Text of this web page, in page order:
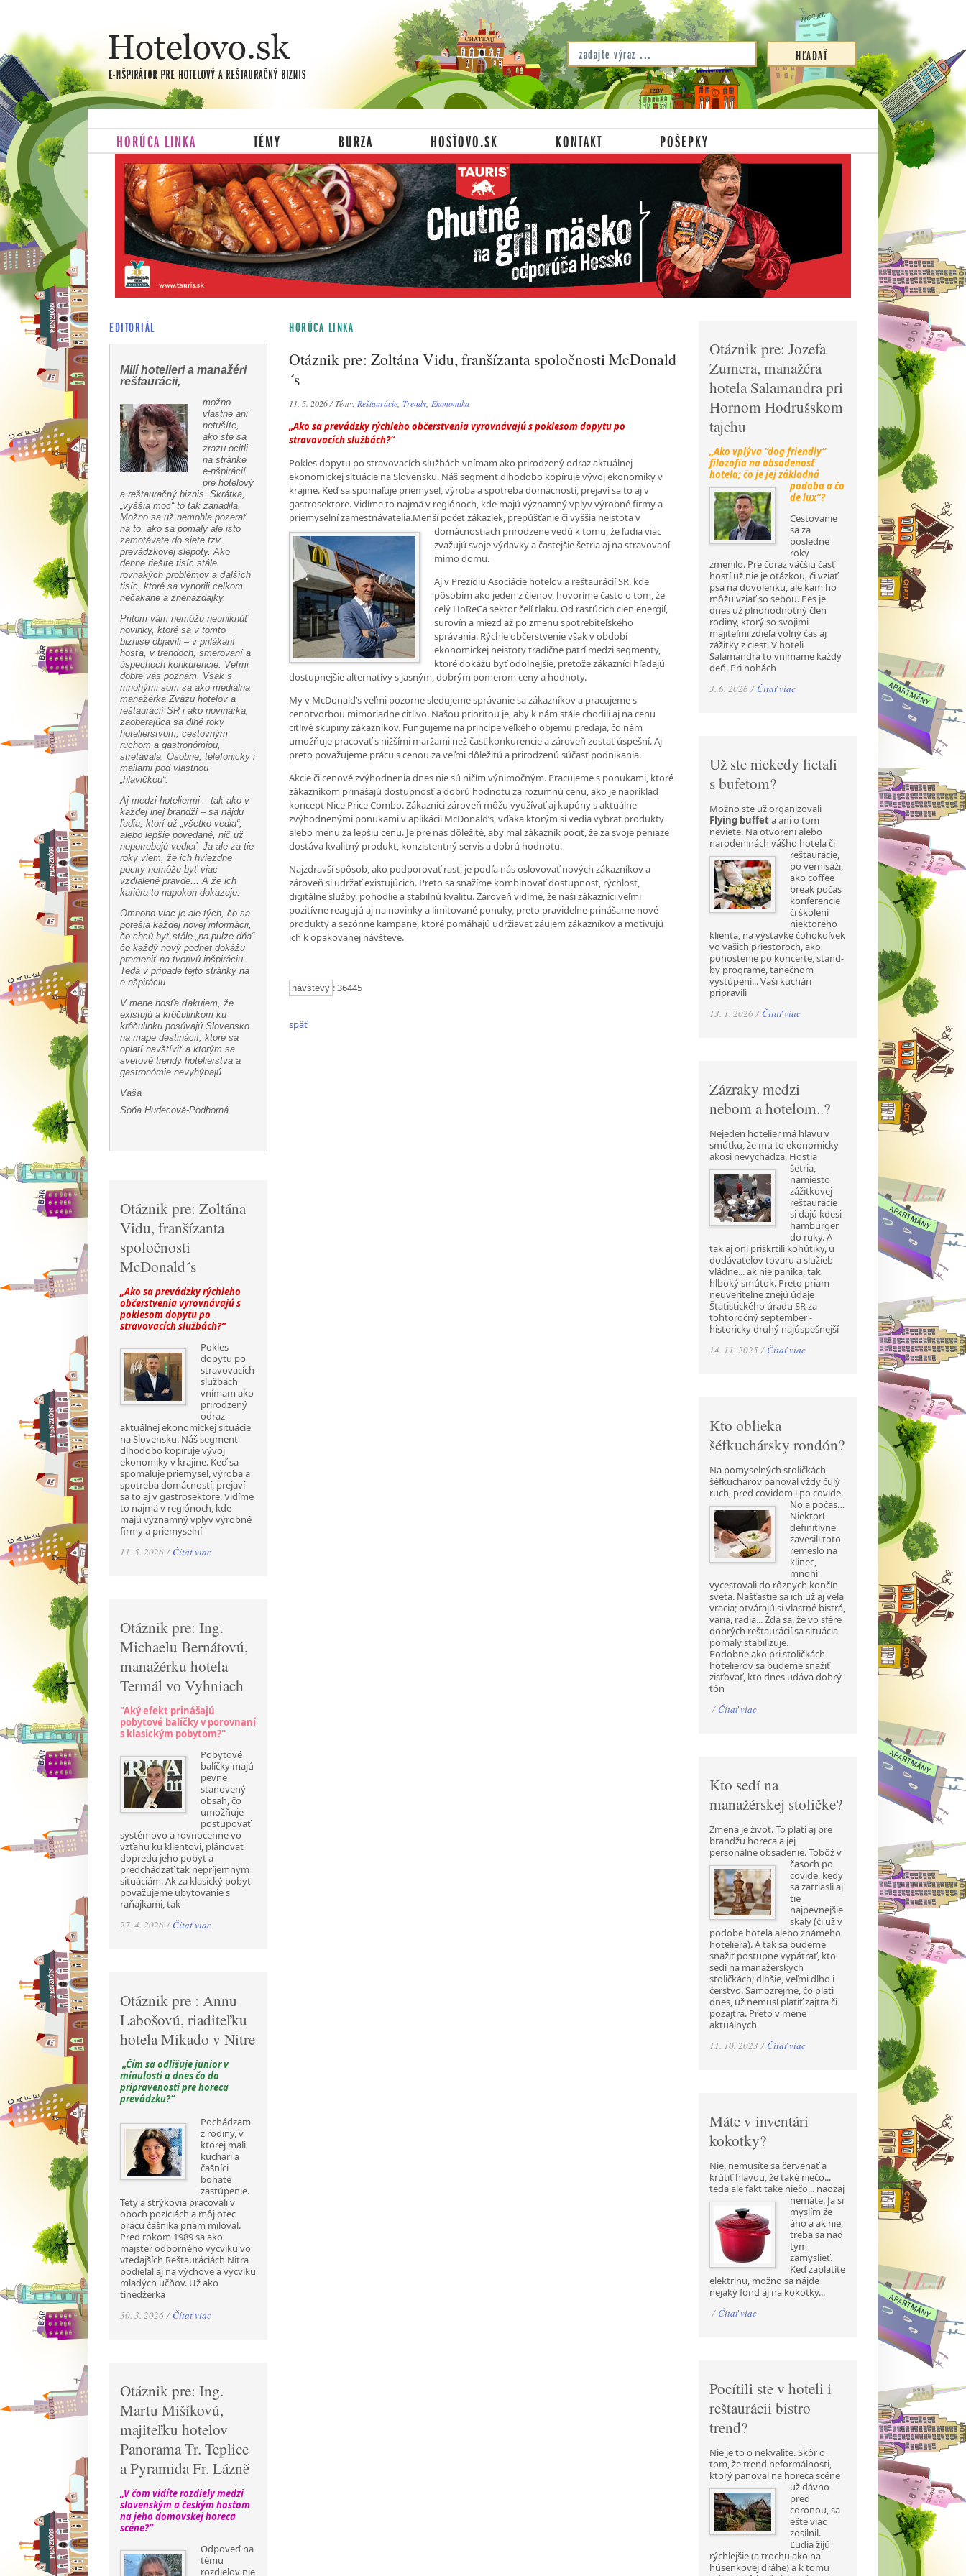
HORÚCA LINKA TÉMY BURZA HOSŤOVO.SK KONTAKT POŠEPKY
HORÚCA LINKA
Otáznik pre: Zoltána Vidu, franšízanta spoločnosti McDonald
´s
11. 5. 2026 / Témy:Reštaurácie,Trendy,Ekonomika
„Ako sa prevádzky rýchleho občerstvenia vyrovnávajú s poklesom dopytu po
stravovacích službách?“
Pokles dopytu po stravovacích službách vnímam ako prirodzený odraz aktuálnej
ekonomickej situácie na Slovensku. Náš segment dlhodobo kopíruje vývoj ekonomiky v
krajine. Keď sa spomaľuje priemysel, výroba a spotreba domácností, prejaví sa to aj v
gastrosektore. Vidíme to najmä v regiónoch, kde majú významný vplyv výrobné firmy a
priemyselní zamestnávatelia.Menší počet zákaziek, prepúšťanie či vyššia neistota v
domácnostiach prirodzene vedú k tomu, že ľudia viac
zvažujú svoje výdavky a častejšie šetria aj na stravovaní
mimo domu.
Aj v Prezídiu Asociácie hotelov a reštaurácií SR, kde
pôsobím ako jeden z členov, hovoríme často o tom, že
celý HoReCa sektor čelí tlaku. Od rastúcich cien energií,
surovín a miezd až po zmenu spotrebiteľského
správania. Rýchle občerstvenie však v období
ekonomickej neistoty tradične patrí medzi segmenty,
ktoré dokážu byť odolnejšie, pretože zákazníci hľadajú
dostupnejšie alternatívy s jasným, dobrým pomerom ceny a hodnoty.
My v McDonald’s veľmi pozorne sledujeme správanie sa zákazníkov a pracujeme s
cenotvorbou mimoriadne citlivo. Našou prioritou je, aby k nám stále chodili aj na cenu
citlivé skupiny zákazníkov. Fungujeme na princípe veľkého objemu predaja, čo nám
umožňuje pracovať s nižšími maržami než časť konkurencie a zároveň zostať úspešní. Aj
preto považujeme prácu s cenou za veľmi dôležitú a prirodzenú súčasť podnikania.
Akcie či cenové zvýhodnenia dnes nie sú ničím výnimočným. Pracujeme s ponukami, ktoré
zákazníkom prinášajú dostupnosť a dobrú hodnotu za rozumnú cenu, ako je napríklad
koncept Nice Price Combo. Zákazníci zároveň môžu využívať aj kupóny s aktuálne
zvýhodnenými ponukami v aplikácii McDonald’s, vďaka ktorým si vedia vybrať produkty
alebo menu za lepšiu cenu. Je pre nás dôležité, aby mal zákazník pocit, že za svoje peniaze
dostáva kvalitný produkt, konzistentný servis a dobrú hodnotu.
Najzdravší spôsob, ako podporovať rast, je podľa nás oslovovať nových zákazníkov a
zároveň si udržať existujúcich. Preto sa snažíme kombinovať dostupnosť, rýchlosť,
digitálne služby, pohodlie a stabilnú kvalitu. Zároveň vidíme, že naši zákazníci veľmi
pozitívne reagujú aj na novinky a limitované ponuky, preto pravidelne prinášame nové
produkty a sezónne kampane, ktoré pomáhajú udržiavať záujem zákazníkov a motivujú
ich k opakovanej návšteve.
návštevy : 36445
späť
EDITORIÁL
Milí hotelieri a manažéri
reštaurácii,
možno
vlastne ani
netušíte,
ako ste sa
zrazu ocitli
na stránke
e-nšpirácií
pre hotelový
a reštauračný biznis. Skrátka,
„vyššia moc“ to tak zariadila.
Možno sa už nemohla pozerať
na to, ako sa pomaly ale isto
zamotávate do siete tzv.
prevádzkovej slepoty. Ako
denne riešite tisíc stále
rovnakých problémov a ďalších
tisíc, ktoré sa vynorili celkom
nečakane a znenazdajky.
Pritom vám nemôžu neuniknúť
novinky, ktoré sa v tomto
biznise objavili – v prilákaní
hosťa, v trendoch, smerovaní a
úspechoch konkurencie. Veľmi
dobre vás poznám. Však s
mnohými som sa ako mediálna
manažérka Zväzu hotelov a
reštaurácií SR i ako novinárka,
zaoberajúca sa dlhé roky
hotelierstvom, cestovným
ruchom a gastronómiou,
stretávala. Osobne, telefonicky i
mailami pod vlastnou
„hlavičkou“.
Aj medzi hoteliermi – tak ako v
každej inej brandži – sa nájdu
ľudia, ktorí už „všetko vedia“,
alebo lepšie povedané, nič už
nepotrebujú vedieť. Ja ale za tie
roky viem, že ich hviezdne
pocity nemôžu byť viac
vzdialené pravde... A že ich
kariéra to napokon dokazuje.
Omnoho viac je ale tých, čo sa
potešia každej novej informácii,
čo chcú byť stále „na pulze dňa“
čo každý nový podnet dokážu
premeniť na tvorivú inšpiráciu.
Teda v prípade tejto stránky na
e-nšpiráciu.
V mene hosťa ďakujem, že
existujú a krôčulinkom ku
krôčulinku posúvajú Slovensko
na mape destinácií, ktoré sa
oplatí navštíviť a ktorým sa
svetové trendy hotelierstva a
gastronómie nevyhýbajú.
Vaša
Soňa Hudecová-Podhorná
Otáznik pre: Zoltána
Vidu, franšízanta
spoločnosti
McDonald´s
„Ako sa prevádzky rýchleho
občerstvenia vyrovnávajú s
poklesom dopytu po
stravovacích službách?“
Pokles
dopytu po
stravovacích
službách
vnímam ako
prirodzený
odraz
aktuálnej ekonomickej situácie
na Slovensku. Náš segment
dlhodobo kopíruje vývoj
ekonomiky v krajine. Keď sa
spomaľuje priemysel, výroba a
spotreba domácností, prejaví
sa to aj v gastrosektore. Vidíme
to najmä v regiónoch, kde
majú významný vplyv výrobné
firmy a priemyselní
11. 5. 2026 / Čítať viac
Otáznik pre: Ing.
Michaelu Bernátovú,
manažérku hotela
Termál vo Vyhniach
"Aký efekt prinášajú
pobytové balíčky v porovnaní
s klasickým pobytom?"
Pobytové
balíčky majú
pevne
stanovený
obsah, čo
umožňuje
postupovať
systémovo a rovnocenne vo
vzťahu ku klientovi, plánovať
dopredu jeho pobyt a
predchádzať tak nepríjemným
situáciám. Ak za klasický pobyt
považujeme ubytovanie s
raňajkami, tak
27. 4. 2026 / Čítať viac
Otáznik pre : Annu
Labošovú, riaditeľku
hotela Mikado v Nitre
„Čím sa odlišuje junior v
minulosti a dnes čo do
pripravenosti pre horeca
prevádzku?“
Pochádzam
z rodiny, v
ktorej mali
kuchári a
čašníci
bohaté
zastúpenie.
Tety a strýkovia pracovali v
oboch pozíciách a môj otec
prácu čašníka priam miloval.
Pred rokom 1989 sa ako
majster odborného výcviku vo
vtedajších Reštauráciách Nitra
podieľal aj na výchove a výcviku
mladých učňov. Už ako
tínedžerka
30. 3. 2026 / Čítať viac
Otáznik pre: Ing.
Martu Mišíkovú,
majiteľku hotelov
Panorama Tr. Teplice
a Pyramida Fr. Lázně
„V čom vidíte rozdiely medzi
slovenským a českým hosťom
na jeho domovskej horeca
scéne?“
Odpoveď na
tému
rozdielov nie
Otáznik pre: Jozefa
Zumera, manažéra
hotela Salamandra pri
Hornom Hodrušskom
tajchu
„Ako vplýva “dog friendly“
filozofia na obsadenosť
hotela; čo je jej základná
podoba ačo
de lux“?
Cestovanie
sa za
posledné
roky
zmenilo. Pre čoraz väčšiu časť
hostí už nie je otázkou, či vziať
psa na dovolenku, ale kam ho
môžu vziať so sebou. Pes je
dnes už plnohodnotný člen
rodiny, ktorý so svojimi
majiteľmi zdieľa voľný čas aj
zážitky z ciest. V hoteli
Salamandra to vnímame každý
deň. Pri nohách
3. 6. 2026 / Čítať viac
Už ste niekedy lietali
s bufetom?
Možno ste už organizovali
Flying buffeta ani o tom
neviete. Na otvorení alebo
narodenináchvášho hotela či
reštaurácie,
po vernisáži,
ako coffee
break počas
konferencie
či školení
niektorého
klienta, na výstavke čohokoľvek
vo vašich priestoroch, ako
pohostenie po koncerte, stand-
by programe, tanečnom
vystúpení... Vaši kuchári
pripravili
13. 1. 2026 / Čítať viac
Zázraky medzi
nebom a hotelom..?
Nejeden hotelier má hlavu v
smútku, že mu to ekonomicky
akosi nevychádza. Hostia
šetria,
namiesto
zážitkovej
reštaurácie
si dajú kdesi
hamburger
do ruky. A
tak aj oni priškrtili kohútiky, u
dodávateľov tovaru a služieb
vládne... ak nie panika, tak
hlboký smútok. Preto priam
neuveriteľne znejú údaje
Štatistického úradu SR za
tohtoročný september -
historicky druhý najúspešnejší
14. 11. 2025 / Čítať viac
Kto oblieka
šéfkuchársky rondón?
Na pomyselných stoličkách
šéfkuchárov panoval vždy čulý
ruch, pred covidom i po covide.
No a počas…
Niektorí
definitívne
zavesili toto
remeslo na
klinec,
mnohí
vycestovali do rôznych končín
sveta. Našťastie sa ich už aj veľa
vracia; otvárajú si vlastné bistrá,
varia, radia... Zdá sa, že vo sfére
dobrých reštaurácií sa situácia
pomaly stabilizuje.
Podobne ako pri stoličkách
hotelierov sa budeme snažiť
zisťovať, kto dnes udáva dobrý
tón
/ Čítať viac
Kto sedí na
manažérskej stoličke?
Zmena je život. To platí aj pre
brandžu horeca a jej
personálne obsadenie. Tobôž v
časoch po
covide, kedy
sa zatriasli aj
tie
najpevnejšie
skaly (či už v
podobe hotela alebo známeho
hoteliera). A tak sa budeme
snažiť postupne vypátrať, kto
sedí na manažérskych
stoličkách; dlhšie, veľmi dlho i
čerstvo. Samozrejme, čo platí
dnes, už nemusí platiť zajtra či
pozajtra. Preto v mene
aktuálnych
11. 10. 2023 / Čítať viac
Máte v inventári
kokotky?
Nie, nemusíte sa červenať a
krútiť hlavou, že také niečo...
teda ale fakt také niečo... naozaj
nemáte. Ja si
myslím že
áno a ak nie,
treba sa nad
tým
zamyslieť.
Keď zaplatíte
elektrinu, možno sa nájde
nejaký fond aj na kokotky...
/ Čítať viac
Pocítili ste v hoteli i
reštaurácii bistro
trend?
Nie je to o nekvalite. Skôr o
tom, že trend neformálnosti,
ktorý panoval na horeca scéne
uždávno
pred
coronou, sa
ešte viac
zosilnil.
Ľudia žijú
rýchlejšie (a trochu ako na
húsenkovej dráhe) a k tomu